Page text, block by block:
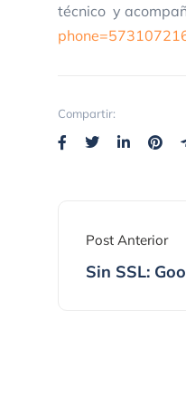
técnico y
Compartir:
Post Anterior
Sin SSL: